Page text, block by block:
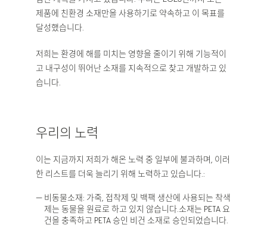
제품에 친환경 소재만을 사용하기로 약속하고 이 목표를
달성했습니다.
저희는 환경에 해를 미치는 영향을 줄이기 위해 기능적이
고 내구성이 뛰어난 소재를 지속적으로 찾고 개발하고 있
습니다.
우리의 노력
이는 지금까지 저희가 해온 노력 중 일부에 불과하며, 이러
한 리스트를 더욱 늘리기 위해 노력하고 있습니다.:
비동물소재: 가죽, 접착제 및 백팩 생산에 사용되는 착색
제는 동물을 원료로 하고 있지 않습니다.소재는 PETA 요
건을 충족하고 PETA 승인 비건 소재로 승인되었습니다.